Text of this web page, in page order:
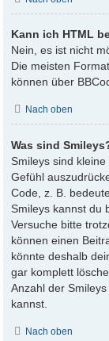
Kann ich HTML
Nein, es ist nicht
Die meisten
können über
Nach oben
Was sind
Smileys sind
Gefühl
Code, z. B.
Smileys kannst du
Versuche bitte
können einen
könnte deshalb
gar komplett
Anzahl der
kannst.
Nach oben